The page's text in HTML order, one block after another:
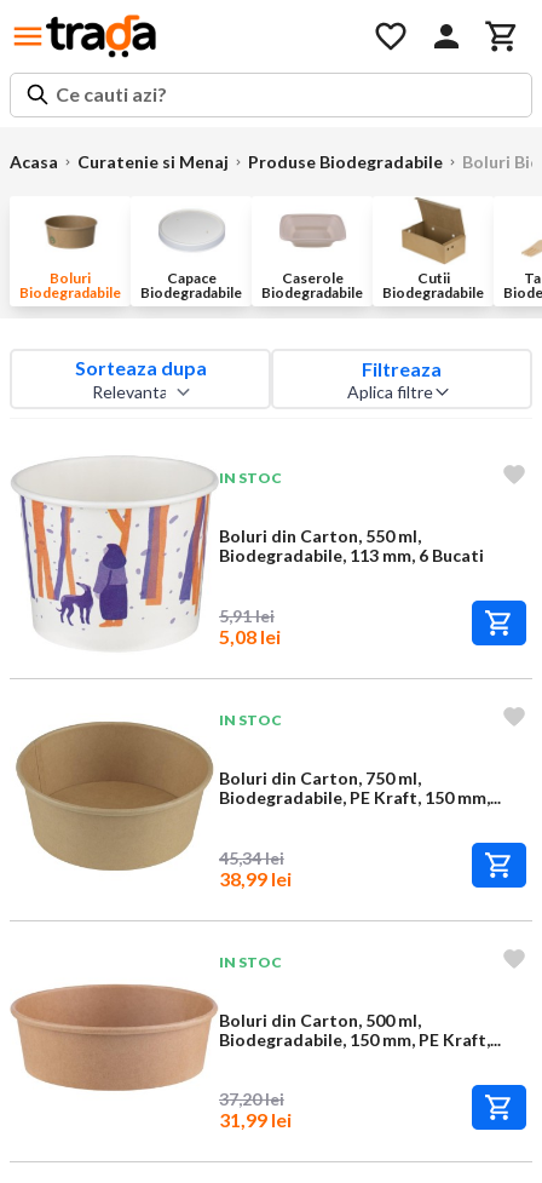
Ce cauti azi?
Acasa Curatenie si Menaj Produse Biodegradabile Boluri
Boluri
Biodegradabile
Capace
Biodegradabile
Caserole
Biodegradabile
Cutii
Biodegradabile
Sorteaza dupa Filtreaza
Aplica filtre
IN STOC
Boluri din Carton, 550 ml,
Biodegradabile, 113 mm, 6 Bucati
5,91 lei
5,08 lei
IN STOC
Boluri din Carton, 750 ml,
Biodegradabile, PE Kraft, 150 mm,...
45,34 lei
38,99 lei
IN STOC
Boluri din Carton, 500 ml,
Biodegradabile, 150 mm, PE Kraft,...
37,20 lei
31,99 lei